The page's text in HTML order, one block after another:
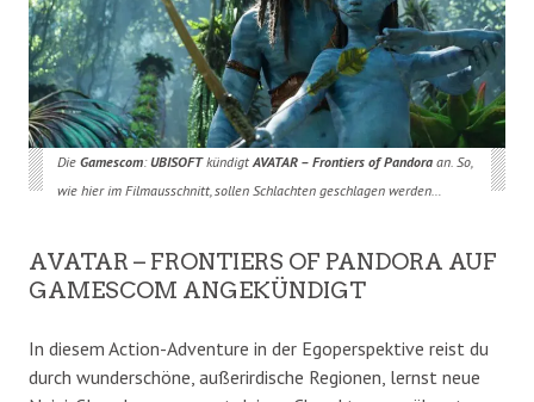
Die Gamescom:UBISOFTkündigt AVATAR – Frontiers of Pandoraan. So,
wie hier im Filmausschnitt, sollen Schlachten geschlagen werden…
AVATAR – FRONTIERS OF PANDORA AUF
GAMESCOM ANGEKÜNDIGT
In diesem Action-Adventure in der Egoperspektive reist du
durch wunderschöne, außerirdische Regionen, lernst neue